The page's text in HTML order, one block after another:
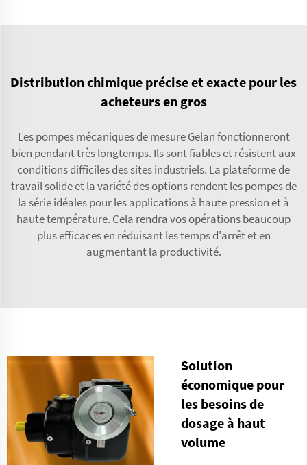
Distribution chimique précise et exacte pour les
acheteurs en gros
Les pompes mécaniques de mesure Gelan fonctionneront
bien pendant très longtemps. Ils sont fiables et résistent aux
conditions difficiles des sites industriels. La plateforme de
travail solide et la variété des options rendent les pompes de
la série idéales pour les applications à haute pression et à
haute température. Cela rendra vos opérations beaucoup
plus efficaces en réduisant les temps d'arrêt et en
augmentant la productivité.
Solution
économique pour
les besoins de
dosage à haut
volume